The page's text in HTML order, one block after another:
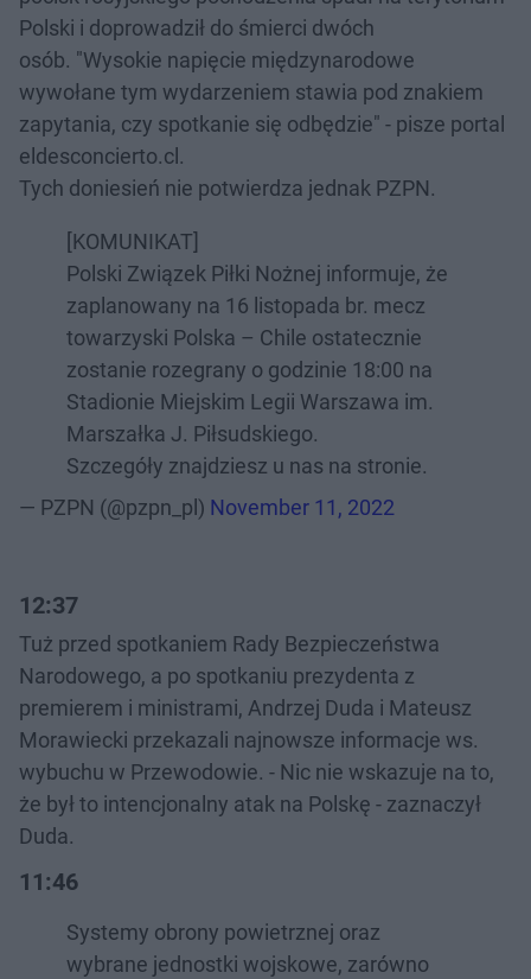
Polski i doprowadził do śmierci dwóch
osób. "Wysokie napięcie międzynarodowe
wywołane tym wydarzeniem stawia pod znakiem
zapytania, czy spotkanie się odbędzie" - pisze portal
eldesconcierto.cl.
Tych doniesień nie potwierdza jednak PZPN.
[KOMUNIKAT]
Polski Związek Piłki Nożnej informuje, że
zaplanowany na 16 listopada br. mecz
towarzyski Polska – Chile ostatecznie
zostanie rozegrany o godzinie 18:00 na
Stadionie Miejskim Legii Warszawa im.
Marszałka J. Piłsudskiego.
Szczegóły znajdziesz u nas na stronie.
— PZPN (@pzpn_pl) November 11, 2022
12:37
Tuż przed spotkaniem Rady Bezpieczeństwa
Narodowego, a po spotkaniu prezydenta z
premierem i ministrami, Andrzej Duda i Mateusz
Morawiecki przekazali najnowsze informacje ws.
wybuchu w Przewodowie. - Nic nie wskazuje na to,
że był to intencjonalny atak na Polskę - zaznaczył
Duda.
11:46
Systemy obrony powietrznej oraz
wybrane jednostki wojskowe, zarówno